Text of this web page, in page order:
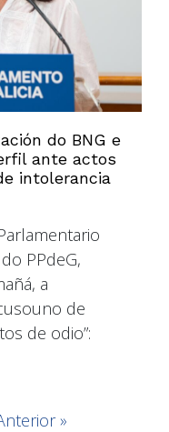
do BNG e
ante actos
intolerancia
PPdeG,
a
de
de odio”:
»